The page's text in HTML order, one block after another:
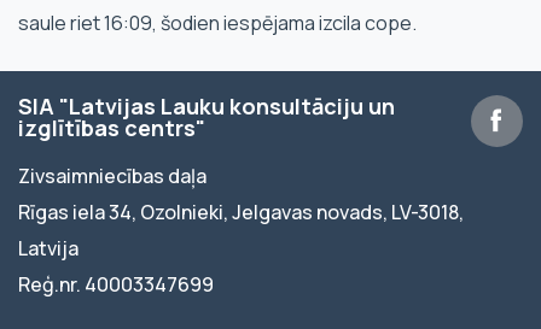
saule riet 16:09, šodien iespējama izcila cope.
SIA "Latvijas Lauku konsultāciju un
izglītības centrs"
Zivsaimniecības daļa
Rīgas iela 34, Ozolnieki, Jelgavas novads, LV-3018,
Latvija
Reģ.nr. 40003347699